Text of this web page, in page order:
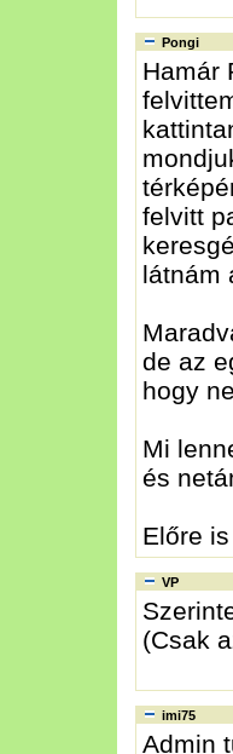
Pongi
Hamár
felvitt
látnám
de az
hogy
Mi
és
Előre
VP
(Csak
imi75
Admin